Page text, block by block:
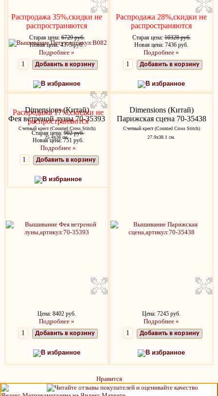
Распродажа 17%,скидки не
распространяются
Старая цена: 902 руб.
Новая цена: 751 руб.
Подробнее »
Добавить в корзину
В избранное
Распродажа 35%,скидки не
распространяются
Старая цена:6729 руб.
Новая цена: 4375 руб.
Подробнее »
Добавить в корзину
В избранное
Распродажа 28%,скидки не
распространяются
Старая цена:10328 руб.
Новая цена: 7436 руб.
Подробнее »
Добавить в корзину
В избранное
Dimensions (Китай)
Фея ветреной луны 70-35393
Счетный крест (Counted Cross Stitch)
25.4х38 см.
Цена: 8402 руб.
Подробнее »
Добавить в корзину
В избранное
Dimensions (Китай)
Парижская сцена 70-35438
Счетный крест (Counted Cross Stitch)
27.9х38.1 см.
Цена: 7245 руб.
Подробнее »
Добавить в корзину
В избранное
Нравится